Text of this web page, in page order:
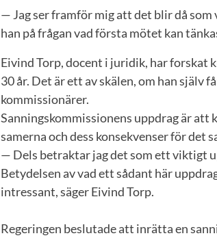
— Jag ser framför mig att det blir då
han på frågan vad första mötet kan
Eivind Torp, docent i juridik, har
30 år. Det är ett av skälen, om han
kommissionärer.
Sanningskommissionens uppdrag är att
samerna och dess konsekvenser för det
— Dels betraktar jag det som ett viktigt
Betydelsen av vad ett sådant här
intressant, säger Eivind Torp.
Regeringen beslutade att inrätta en